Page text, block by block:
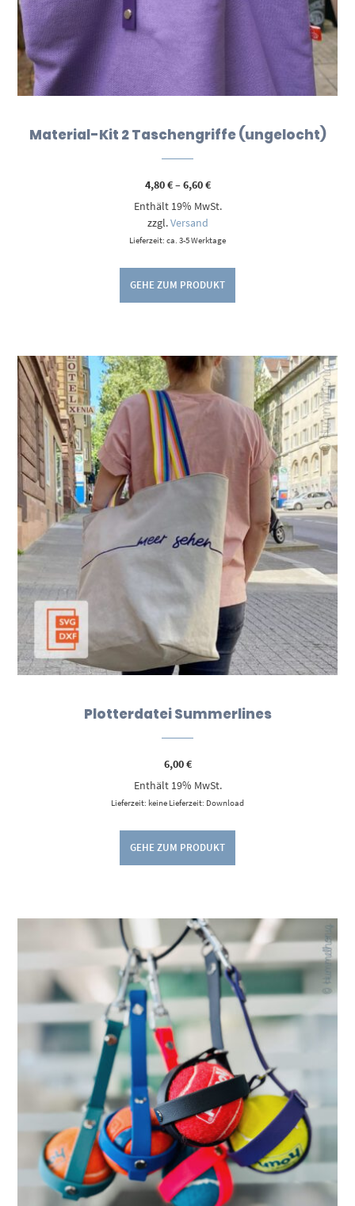
Material-Kit 2 Taschengriffe (ungelocht)
4,80€–6,60€Preisspanne:
bis
Enthält 19% MwSt.
zzgl.Versand
Lieferzeit: ca. 3-5 Werktage
GEHE ZUM PRODUKT
Plotterdatei Summerlines
6,00€
Enthält 19% MwSt.
Lieferzeit: keine Lieferzeit: Download
GEHE ZUM PRODUKT